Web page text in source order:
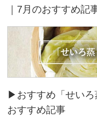
｜7月のおすすめ記
▶おすすめ「せいろ
おすすめ記事